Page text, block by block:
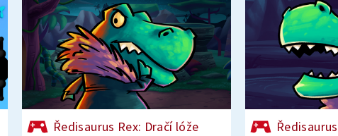
Ředisaurus Rex: Dračí lóže